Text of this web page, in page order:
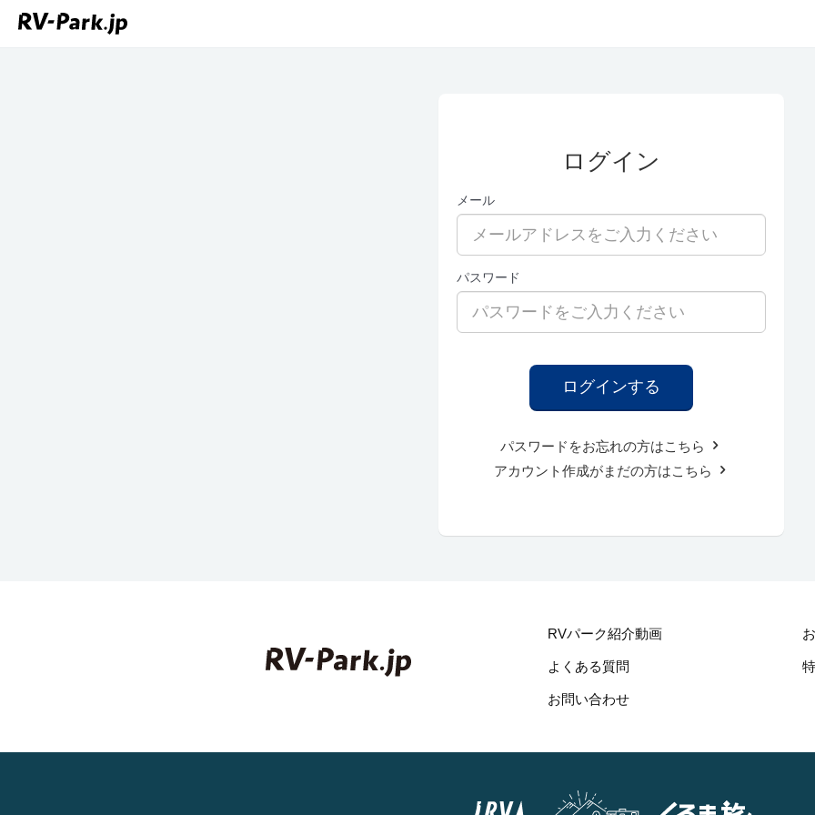
ログイン
メール
パスワード
パスワードをお忘れの方はこちら
アカウント作成がまだの方はこちら
RVパーク紹介動画
よくある質問
お問い合わせ